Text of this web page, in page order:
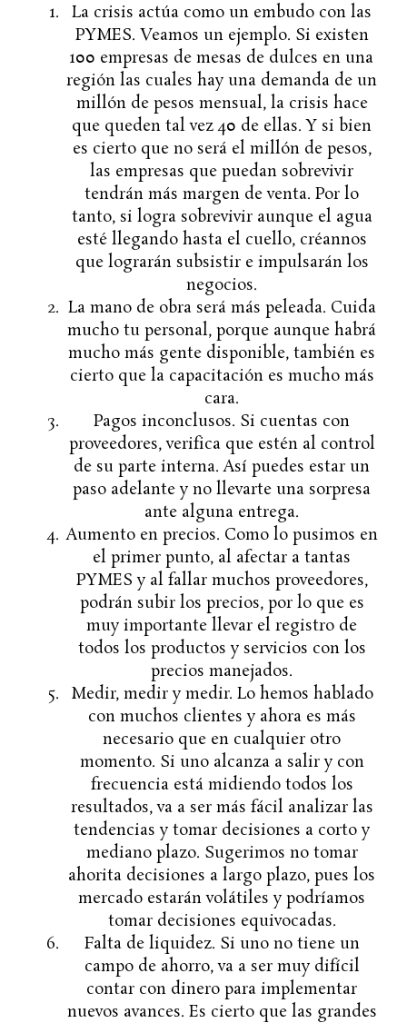
La crisis actúa como un embudo con las
PYMES. Veamos un ejemplo. Si existen
100 empresas de mesas de dulces en una
región las cuales hay una demanda de un
millón de pesos mensual, la crisis hace
que queden tal vez 40 de ellas. Y si bien
es cierto que no será el millón de pesos,
las empresas que puedan sobrevivir
tendrán más margen de venta. Por lo
tanto, si logra sobrevivir aunque el agua
esté llegando hasta el cuello, créannos
que lograrán subsistir e impulsarán los
negocios.
La mano de obra será más peleada. Cuida
mucho tu personal, porque aunque habrá
mucho más gente disponible, también es
cierto que la capacitación es mucho más
cara.
Pagos inconclusos. Si cuentas con
proveedores, verifica que estén al control
de su parte interna. Así puedes estar un
paso adelante y no llevarte una sorpresa
ante alguna entrega.
Aumento en precios. Como lo pusimos en
el primer punto, al afectar a tantas
PYMES y al fallar muchos proveedores,
podrán subir los precios, por lo que es
muy importante llevar el registro de
todos los productos y servicios con los
precios manejados.
Medir, medir y medir. Lo hemos hablado
con muchos clientes y ahora es más
necesario que en cualquier otro
momento. Si uno alcanza a salir y con
frecuencia está midiendo todos los
resultados, va a ser más fácil analizar las
tendencias y tomar decisiones a corto y
mediano plazo. Sugerimos no tomar
ahorita decisiones a largo plazo, pues los
mercado estarán volátiles y podríamos
tomar decisiones equivocadas.
Falta de liquidez. Si uno no tiene un
campo de ahorro, va a ser muy difícil
contar con dinero para implementar
nuevos avances. Es cierto que las grandes